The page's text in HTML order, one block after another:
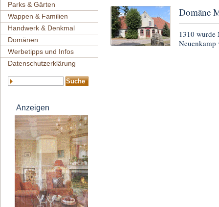
Parks & Gärten
Wappen & Familien
Handwerk & Denkmal
Domänen
Werbetipps und Infos
Datenschutzerklärung
Anzeigen
Domäne
1310 wurde